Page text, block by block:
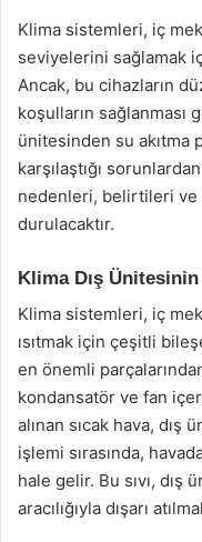
Klima sistemleri, iç
seviyelerini sağlamak
Ancak, bu cihazların
koşulların sağlanması
ünitesinden su akıtma
karşılaştığı
nedenleri, belirtileri ve
durulacaktır.
Klima Dış
Klima sistemleri, iç
ısıtmak için çeşitli
en önemli
kondansatör ve fan
alınan sıcak hava, dış
işlemi sırasında,
hale gelir. Bu sıvı, dış
aracılığıyla dışarı